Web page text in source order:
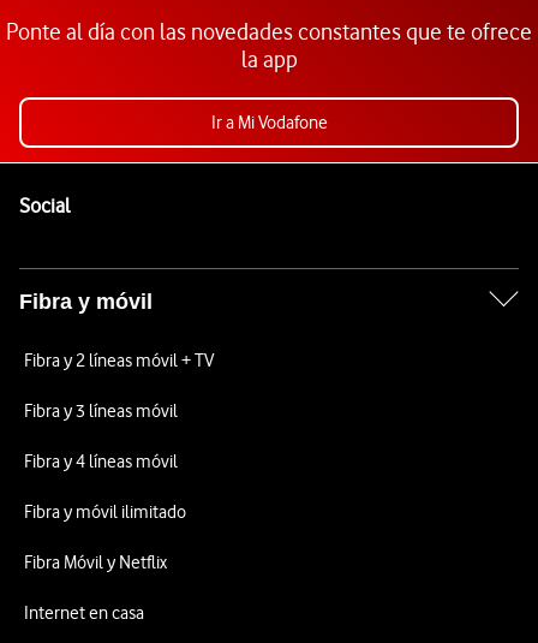
Ponte al día con las novedades constantes que te ofrece
la app
Ir a Mi Vodafone
SocialEnlaces a las redes sociales de Vodafone
Fibra y móvil
Fibra y 2 líneas móvil + TV
Fibra y 3 líneas móvil
Fibra y 4 líneas móvil
Fibra y móvil ilimitado
Fibra Móvil y Netflix
Internet en casa